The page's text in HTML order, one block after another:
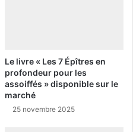
Le livre « Les 7 Épîtres en
profondeur pour les
assoiffés » disponible sur le
marché
25 novembre 2025